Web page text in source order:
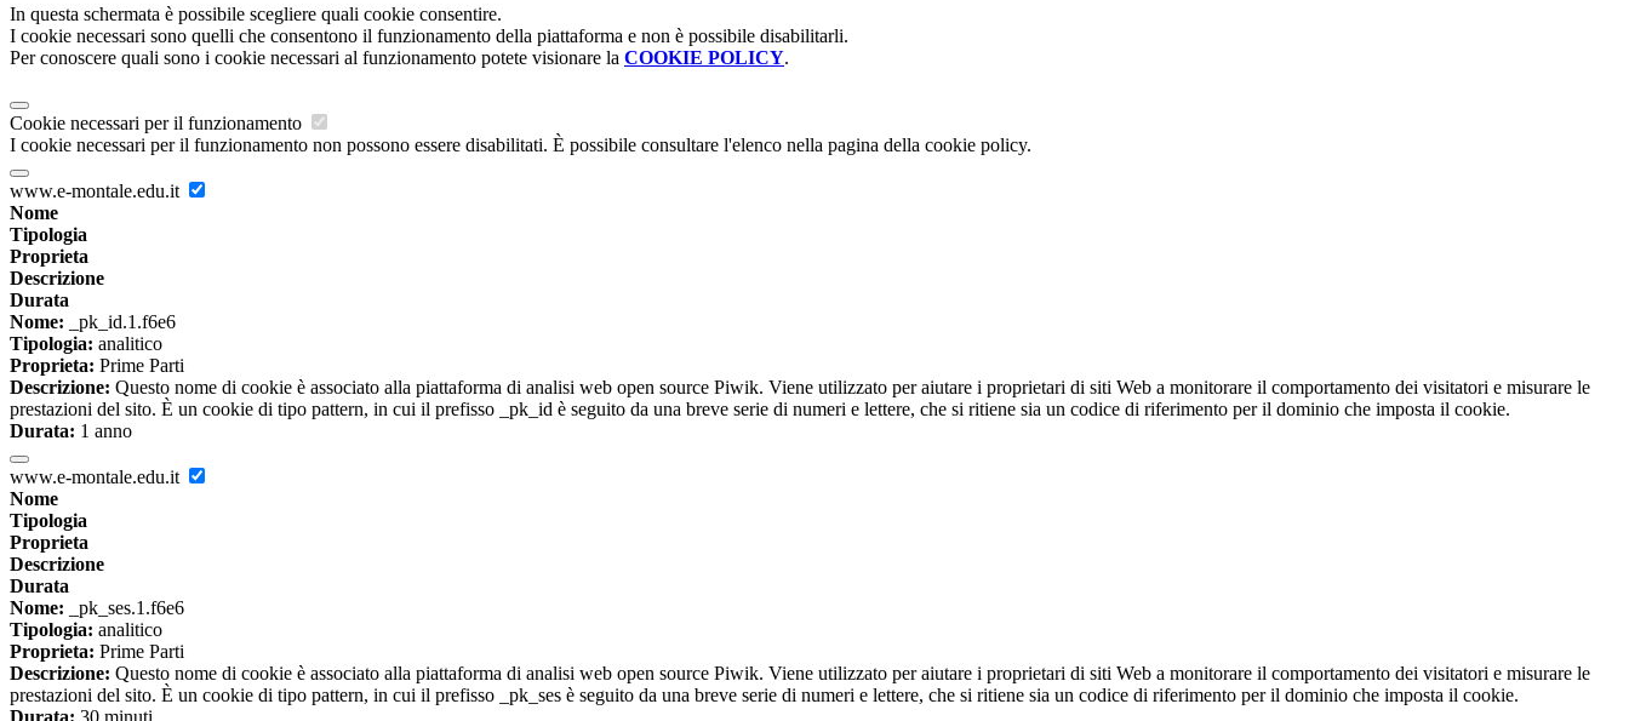
In questa schermata è possibile scegliere quali cookie consentire.
I cookie necessari sono quelli che consentono il funzionamento della piattaforma e non è possibile disabilitarli.
Per conoscere quali sono i cookie necessari al funzionamento potete visionare la COOKIE POLICY.
Cookie necessari per il funzionamento
I cookie necessari per il funzionamento non possono essere disabilitati. È possibile consultare l'elenco nella pagina della cookie policy.
www.e-montale.edu.it
Nome
Tipologia
Proprieta
Descrizione
Durata
Nome: _pk_id.1.f6e6
Tipologia: analitico
Proprieta: Prime Parti
Descrizione: Questo nome di cookie è associato alla piattaforma di analisi web open source Piwik. Viene utilizzato per aiutare i proprietari di siti Web a monitorare il comportamento dei visitatori e misurare le
prestazioni del sito. È un cookie di tipo pattern, in cui il prefisso _pk_id è seguito da una breve serie di numeri e lettere, che si ritiene sia un codice di riferimento per il dominio che imposta il cookie.
Durata: 1 anno
www.e-montale.edu.it
Nome
Tipologia
Proprieta
Descrizione
Durata
Nome: _pk_ses.1.f6e6
Tipologia: analitico
Proprieta: Prime Parti
Descrizione: Questo nome di cookie è associato alla piattaforma di analisi web open source Piwik. Viene utilizzato per aiutare i proprietari di siti Web a monitorare il comportamento dei visitatori e misurare le
prestazioni del sito. È un cookie di tipo pattern, in cui il prefisso _pk_ses è seguito da una breve serie di numeri e lettere, che si ritiene sia un codice di riferimento per il dominio che imposta il cookie.